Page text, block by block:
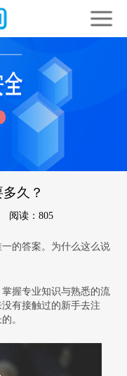
久？
阅读：805
一的答案。为什么这么说
握专业知识与熟悉的流
有接触过的新手去注
。